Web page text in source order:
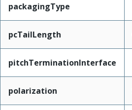
packagingType
pcTailLength
pitchTerminationInterface
polarization